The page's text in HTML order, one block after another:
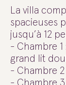
La villa
spacieuses
jusqu’à 12
- Chambre 1
grand lit
- Chambre
- Chambre